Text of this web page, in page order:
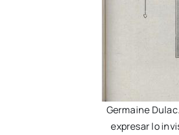
Germaine
expresar lo